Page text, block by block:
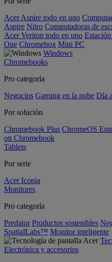
Acer Aspire todo en uno
Aspire Nitro Computadoras de
Acer Veriton todo en uno
One Chromebox Mini PC
Windows
Chromebooks
Pro categoría
Negocios Gaming en la nube Día
Por solución
Chromebook Plus ChromeOS
on Chromebook
Tablets
Por serie
Acer Iconia
Monitores
Pro categoría
Predator Productos sostenibles
SpatialLabs™ Monitor inteligente
Electrónica y accesorios